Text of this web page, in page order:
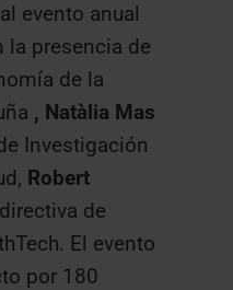
evento anual
la presencia de
de la
, Natàlia Mas
Investigación
Robert
de
El evento
por 180